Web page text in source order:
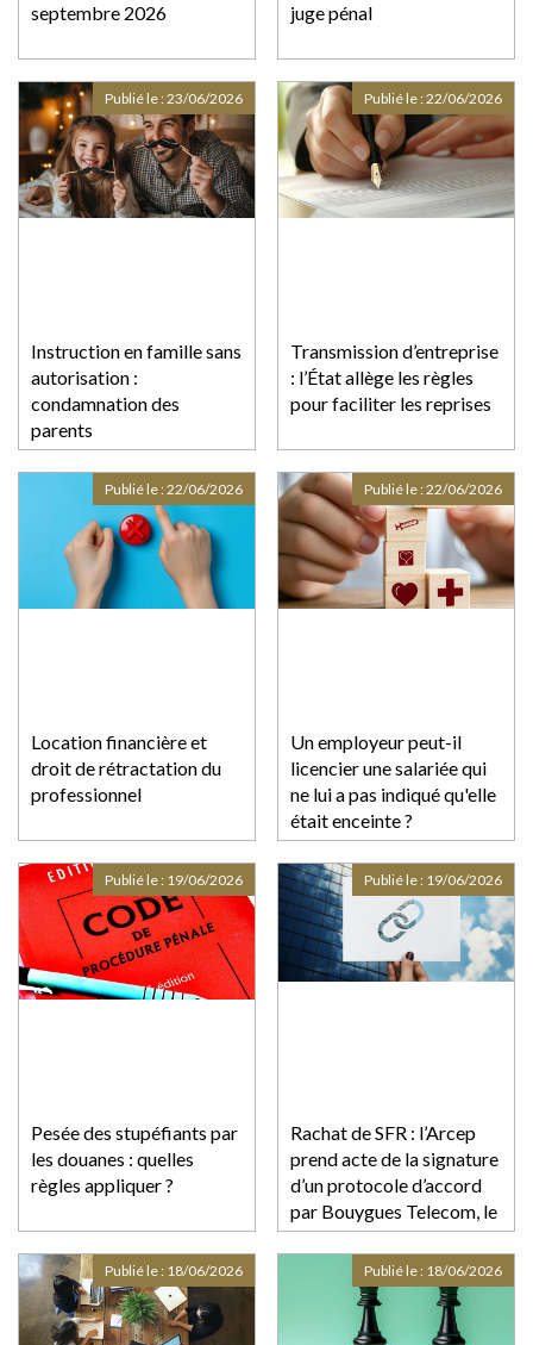
septembre 2026
juge pénal
Instruction en famille sans
autorisation :
condamnation des
parents
Publié le :23/06/2026
Transmission d’entreprise
: l’État allège les règles
pour faciliter les reprises
Publié le :22/06/2026
Location financière et
droit de rétractation du
professionnel
Publié le :22/06/2026
Un employeur peut-il
licencier une salariée qui
ne lui a pas indiqué qu'elle
était enceinte ?
Publié le :22/06/2026
Pesée des stupéfiants par
les douanes : quelles
règles appliquer ?
Publié le : 19/06/2026
Rachat de SFR : l’Arcep
prend acte de la signature
d’un protocole d’accord
par Bouygues Telecom, le
groupe Iliad et Orange
Publié le : 19/06/2026
Publié le : 18/06/2026 Publié le : 18/06/2026